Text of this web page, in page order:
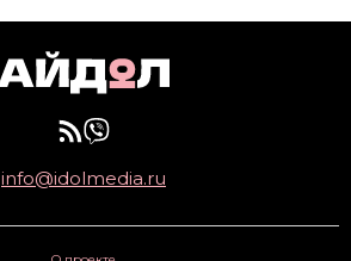
info@idolmedia.ru